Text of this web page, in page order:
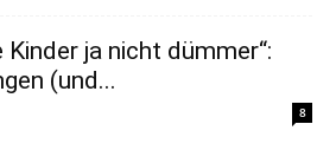
Kinder ja nicht dümmer“:
(und...
8